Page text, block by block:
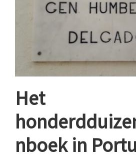
Het
nboek in